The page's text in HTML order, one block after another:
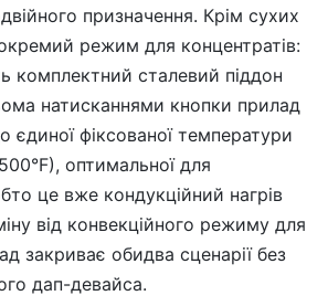
призначення. Крім сухих
режим для концентратів:
комплектний сталевий піддон
натисканнями кнопки прилад
єдиної фіксованої температури
оптимальної для
це вже кондукційний нагрів
від конвекційного режиму для
закриває обидва сценарії без
дап-девайса.